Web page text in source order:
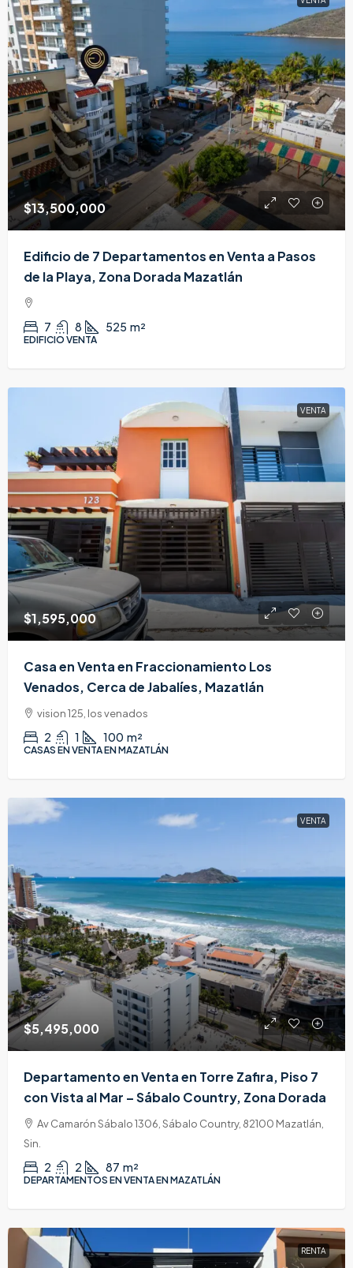
$13,500,000
Edificio de 7 Departamentos en Venta a Pasos
de la Playa, Zona Dorada Mazatlán
7 8 525 m²
EDIFICIO VENTA
VENTA
$1,595,000
Casa en Venta en Fraccionamiento Los
Venados, Cerca de Jabalíes, Mazatlán
vision 125, los venados
2 1 100 m²
CASAS EN VENTA EN MAZATLÁN
VENTA
$5,495,000
Departamento en Venta en Torre Zafira, Piso 7
con Vista al Mar – Sábalo Country, Zona Dorada
Av Camarón Sábalo 1306, Sábalo Country, 82100 Mazatlán,
Sin.
2 2 87 m²
DEPARTAMENTOS EN VENTA EN MAZATLÁN
RENTA